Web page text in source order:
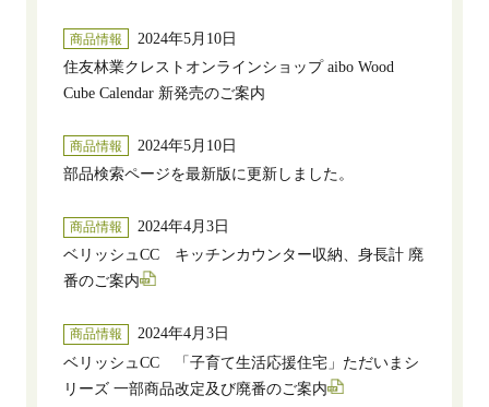
商品情報
2024年5月10日
住友林業クレストオンラインショップ aibo Wood
Cube Calendar 新発売のご案内
商品情報
2024年5月10日
部品検索ページを最新版に更新しました。
商品情報
2024年4月3日
ベリッシュCC キッチンカウンター収納、身長計 廃
番のご案内
商品情報
2024年4月3日
ベリッシュCC 「子育て生活応援住宅」ただいまシ
リーズ 一部商品改定及び廃番のご案内